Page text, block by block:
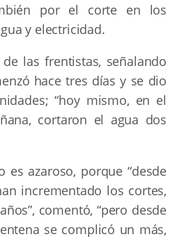
por el corte en los
y electricidad.
las frentistas, señalando
hace tres días y se dio
“hoy mismo, en el
cortaron el agua dos
es azaroso, porque “desde
incrementado los cortes,
comentó, “pero desde
se complicó un más,